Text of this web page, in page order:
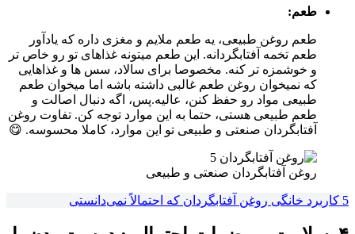
طعم:
طعم روغن طبیعی، یه طعم ملایم و مغزی داره که یادآور
طعم تخمه آفتابگردانه. این طعم میتونه غذاهای تو رو خاص تر
و خوشمزه تر کنه. مخصوصا برای سالاد، سس ها و غذاهایی
که نمیخوان روغن طعم غالبی داشته باشه اما میخوان طعم
طبیعی مواد رو حفظ کنن، عالیه.پس، اگه دنبال اصالت و
طعم طبیعی هستی، حتما به این موارد توجه کن. تفاوت روغن
آفتابگردان صنعتی و طبیعی تو این موارد، کاملا محسوسه. 😋
روغن آفتابگردان صنعتی و طبیعی
5 کاربرد خانگی روغن آفتابگردان که احتمالاً نمی‌دانستی